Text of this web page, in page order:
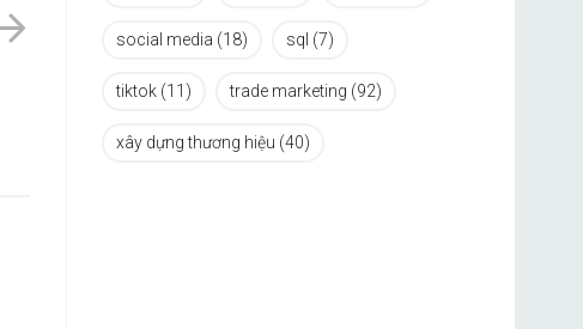
social media (18) sql (7)
tiktok (11) trade marketing (92)
xây dựng thương hiệu (40)